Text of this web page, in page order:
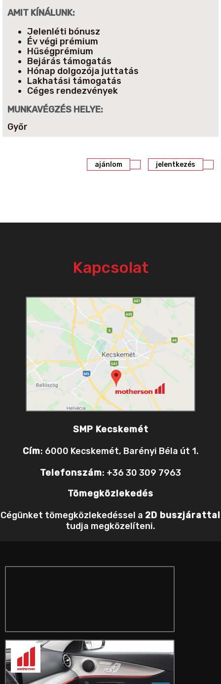
AMIT KÍNÁLUNK:
Jelenléti bónusz
Év végi prémium
Hűségprémium
Bejárás támogatás
Hónap dolgozója juttatás
Lakhatási támogatás
Céges rendezvények
MUNKAVÉGZÉS HELYE:
Győr
ajánlom jelentkezés
Kapcsolat
SMP Kecskemét
Cím: 6000 Kecskemét, Barényi Béla út 1.
Telefonszám: +36 30 309 7963
Tömegközlekedés
Cégünket tömegközlekedéssel a 2D buszjárattal
tudja megközelíteni.